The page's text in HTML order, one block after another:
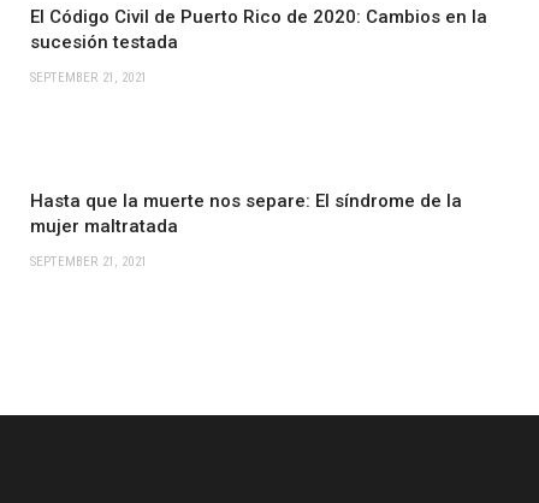
El Código Civil de Puerto Rico de 2020: Cambios en la
sucesión testada
SEPTEMBER 21, 2021
Hasta que la muerte nos separe: El síndrome de la
mujer maltratada
SEPTEMBER 21, 2021